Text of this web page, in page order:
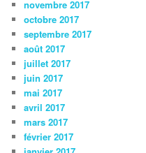
novembre 2017
octobre 2017
septembre 2017
août 2017
juillet 2017
juin 2017
mai 2017
avril 2017
mars 2017
février 2017